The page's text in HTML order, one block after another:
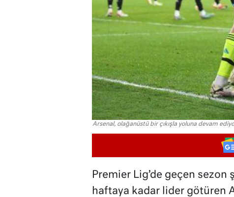
Arsenal, olağanüstü bir çıkışla yoluna devam
Premier Lig’de geçen
haftaya kadar lider götüren